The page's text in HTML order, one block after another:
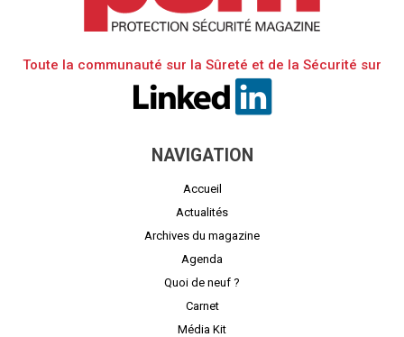
Toute la communauté sur la Sûreté et de la Sécurité sur
NAVIGATION
Accueil
Actualités
Archives du magazine
Agenda
Quoi de neuf ?
Carnet
Média Kit